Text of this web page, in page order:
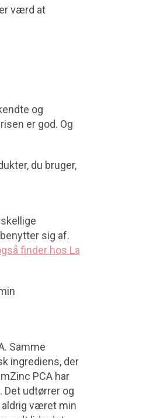
værd at
og
er god. Og
du bruger,
sig af.
finder hos La
Samme
ingrediens, der
PCA har
udtørrer og
aldrig været min